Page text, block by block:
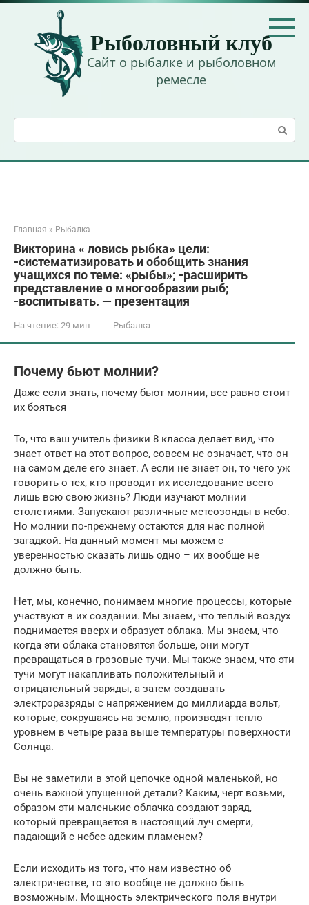
Перейти
контенту
Рыболовный клуб
Сайт о рыбалке и рыболовном
ремесле
Главная » Рыбалка
Викторина « ловись рыбка» цели:
-систематизировать и обобщить знания
учащихся по теме: «рыбы»; -расширить
представление о многообразии рыб;
-воспитывать. — презентация
На чтение: 29 мин Рыбалка
Почему бьют молнии?
Даже если знать, почему бьют молнии, все равно стоит
их бояться
То, что ваш учитель физики 8 класса делает вид, что
знает ответ на этот вопрос, совсем не означает, что он
на самом деле его знает. А если не знает он, то чего уж
говорить о тех, кто проводит их исследование всего
лишь всю свою жизнь? Люди изучают молнии
столетиями. Запускают различные метеозонды в небо.
Но молнии по-прежнему остаются для нас полной
загадкой. На данный момент мы можем с
уверенностью сказать лишь одно – их вообще не
должно быть.
Нет, мы, конечно, понимаем многие процессы, которые
участвуют в их создании. Мы знаем, что теплый воздух
поднимается вверх и образует облака. Мы знаем, что
когда эти облака становятся больше, они могут
превращаться в грозовые тучи. Мы также знаем, что эти
тучи могут накапливать положительный и
отрицательный заряды, а затем создавать
электроразряды с напряжением до миллиарда вольт,
которые, сокрушаясь на землю, производят тепло
уровнем в четыре раза выше температуры поверхности
Солнца.
Вы не заметили в этой цепочке одной маленькой, но
очень важной упущенной детали? Каким, черт возьми,
образом эти маленькие облачка создают заряд,
который превращается в настоящий луч смерти,
падающий с небес адским пламенем?
Если исходить из того, что нам известно об
электричестве, то это вообще не должно быть
возможным. Мощность электрического поля внутри